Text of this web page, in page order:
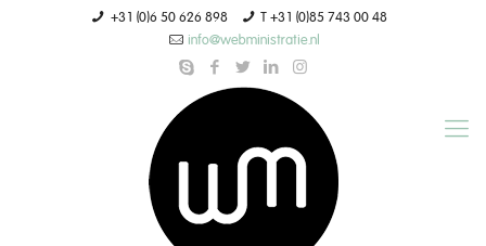
+31 (0)6 50 626 898
T +31 (0)85 743 00 48
info@webministratie.nl